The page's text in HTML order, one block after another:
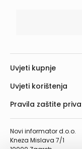
Novi informator d.o.o.
Kneza Mislava 7/1
Uvjeti kupnje
Uvjeti korištenja
Pravila zaštite